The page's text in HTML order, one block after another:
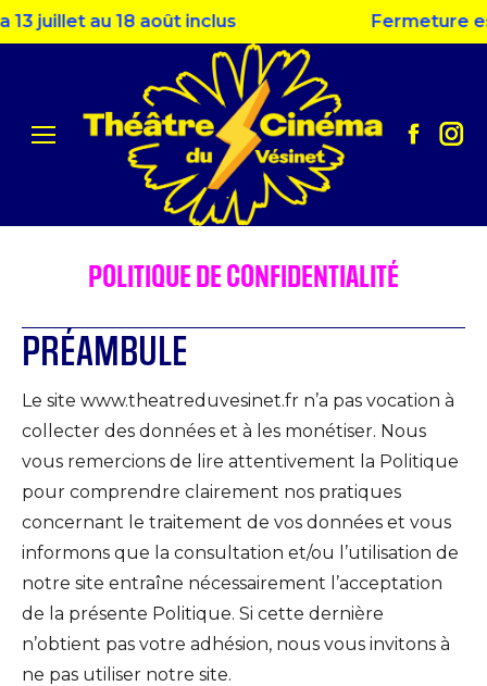
au 18 août inclus Fermeture
in
in
POLITIQUE DE CONFIDENTIALITÉ
PRÉAMBULE
Le site www.theatreduvesinet.fr n’a pas vocation à
collecter des données et à les monétiser. Nous
vous remercions de lire attentivement la Politique
pour comprendre clairement nos pratiques
concernant le traitement de vos données et vous
informons que la consultation et/ou l’utilisation de
notre site entraîne nécessairement l’acceptation
de la présente Politique. Si cette dernière
n’obtient pas votre adhésion, nous vous invitons à
ne pas utiliser notre site.